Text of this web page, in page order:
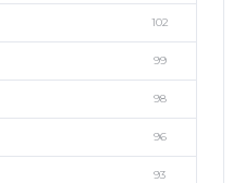
102
99
98
96
93